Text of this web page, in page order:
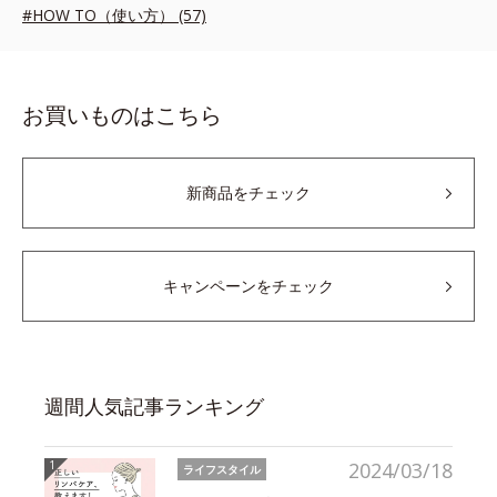
#HOW TO（使い方） (57)
お買いものはこちら
新商品をチェック
キャンペーンをチェック
週間人気記事ランキング
2024/03/18
ライフスタイル